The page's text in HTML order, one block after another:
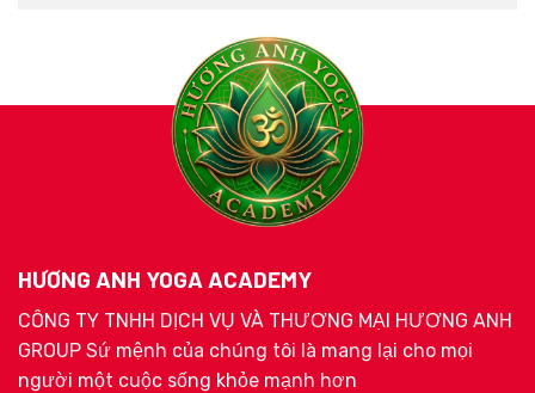
HƯƠNG ANH YOGA ACADEMY
CÔNG TY TNHH DỊCH VỤ VÀ THƯƠNG MẠI HƯƠNG ANH
GROUP Sứ mệnh của chúng tôi là mang lại cho mọi
người một cuộc sống khỏe mạnh hơn